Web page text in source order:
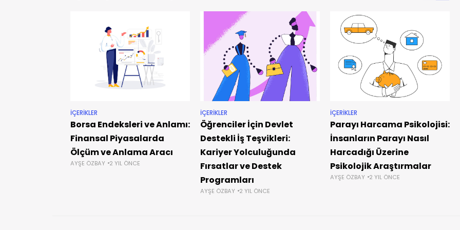
İÇERIKLER
Borsa Endeksleri ve Anlamı:
Finansal Piyasalarda
Ölçüm ve Anlama Aracı
AYŞE ÖZBAY 2 YIL ÖNCE
İÇERIKLER
Öğrenciler İçin Devlet
Destekli İş Teşvikleri:
Kariyer Yolculuğunda
Fırsatlar ve Destek
Programları
AYŞE ÖZBAY 2 YIL ÖNCE
İÇERIKLER
Parayı Harcama Psikolojisi:
İnsanların Parayı Nasıl
Harcadığı Üzerine
Psikolojik Araştırmalar
AYŞE ÖZBAY 2 YIL ÖNCE